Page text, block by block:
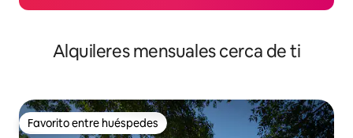
Alquileres mensuales cerca de ti
Favorito entre huéspedes
Favorito entre huéspedes